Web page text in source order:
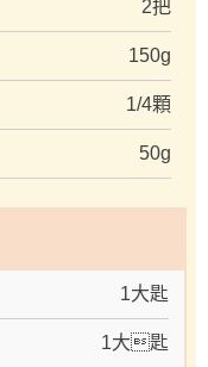
2把
150g
1/4顆
50g
1大匙
1大匙